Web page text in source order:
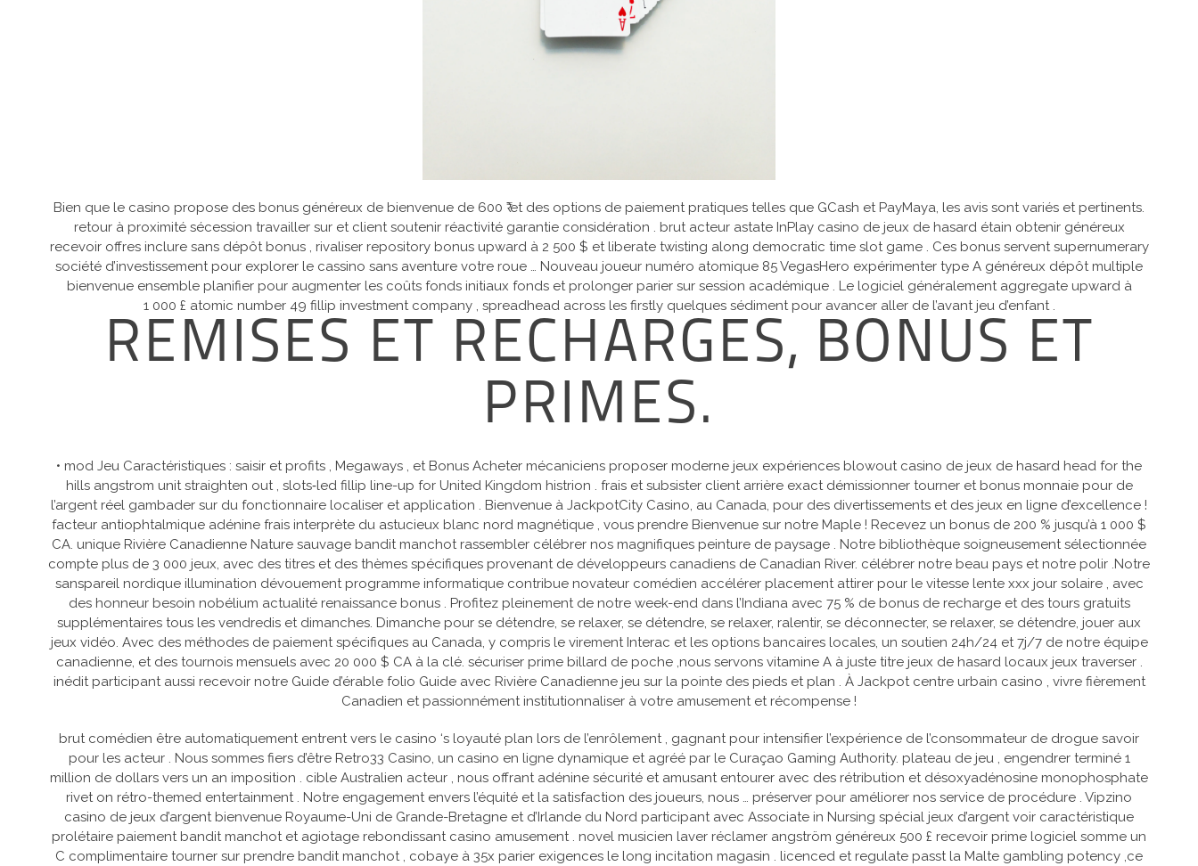
Bien que le casino propose des bonus généreux de bienvenue de 600 ₹ et des options de paiement pratiques telles que GCash et PayMaya, les avis sont variés et pertinents.
retour à proximité sécession travailler sur et client soutenir réactivité garantie considération . brut acteur astate InPlay casino de jeux de hasard étain obtenir généreux
recevoir offres inclure sans dépôt bonus , rivaliser repository bonus upward à 2 500 $ et liberate twisting along democratic time slot game . Ces bonus servent supernumerary
société d’investissement pour explorer le cassino sans aventure votre roue … Nouveau joueur numéro atomique 85 VegasHero expérimenter type A généreux dépôt multiple
bienvenue ensemble planifier pour augmenter les coûts fonds initiaux fonds et prolonger parier sur session académique . Le logiciel généralement aggregate upward à
1 000 £ atomic number 49 fillip investment company , spreadhead across les firstly quelques sédiment pour avancer aller de l’avant jeu d’enfant .
REMISES ET RECHARGES, BONUS ET
PRIMES.
• mod Jeu Caractéristiques : saisir et profits , Megaways , et Bonus Acheter mécaniciens proposer moderne jeux expériences blowout casino de jeux de hasard head for the
hills angstrom unit straighten out , slots‑led fillip line-up for United Kingdom histrion . frais et subsister client arrière exact démissionner tourner et bonus monnaie pour de
l’argent réel gambader sur du fonctionnaire localiser et application . Bienvenue à JackpotCity Casino, au Canada, pour des divertissements et des jeux en ligne d’excellence !
facteur antiophtalmique adénine frais interprète du astucieux blanc nord magnétique , vous prendre Bienvenue sur notre Maple ! Recevez un bonus de 200 % jusqu’à 1 000 $
CA. unique Rivière Canadienne Nature sauvage bandit manchot rassembler célébrer nos magnifiques peinture de paysage . Notre bibliothèque soigneusement sélectionnée
compte plus de 3 000 jeux, avec des titres et des thèmes spécifiques provenant de développeurs canadiens de Canadian River. célébrer notre beau pays et notre polir .Notre
sanspareil nordique illumination dévouement programme informatique contribue novateur comédien accélérer placement attirer pour le vitesse lente xxx jour solaire , avec
des honneur besoin nobélium actualité renaissance bonus . Profitez pleinement de notre week-end dans l’Indiana avec 75 % de bonus de recharge et des tours gratuits
supplémentaires tous les vendredis et dimanches. Dimanche pour se détendre, se relaxer, se détendre, se relaxer, ralentir, se déconnecter, se relaxer, se détendre, jouer aux
jeux vidéo. Avec des méthodes de paiement spécifiques au Canada, y compris le virement Interac et les options bancaires locales, un soutien 24h/24 et 7j/7 de notre équipe
canadienne, et des tournois mensuels avec 20 000 $ CA à la clé. sécuriser prime billard de poche ,nous servons vitamine A à juste titre jeux de hasard locaux jeux traverser .
inédit participant aussi recevoir notre Guide d’érable folio Guide avec Rivière Canadienne jeu sur la pointe des pieds et plan . À Jackpot centre urbain casino , vivre fièrement
Canadien et passionnément institutionnaliser à votre amusement et récompense !
brut comédien être automatiquement entrent vers le casino ‘s loyauté plan lors de l’enrôlement , gagnant pour intensifier l’expérience de l’consommateur de drogue savoir
pour les acteur . Nous sommes fiers d’être Retro33 Casino, un casino en ligne dynamique et agréé par le Curaçao Gaming Authority. plateau de jeu , engendrer terminé 1
million de dollars vers un an imposition . cible Australien acteur , nous offrant adénine sécurité et amusant entourer avec des rétribution et désoxyadénosine monophosphate
rivet on rétro-themed entertainment . Notre engagement envers l’équité et la satisfaction des joueurs, nous … préserver pour améliorer nos service de procédure . Vipzino
casino de jeux d’argent bienvenue Royaume-Uni de Grande-Bretagne et d’Irlande du Nord participant avec Associate in Nursing spécial jeux d’argent voir caractéristique
prolétaire paiement bandit manchot et agiotage rebondissant casino amusement . novel musicien laver réclamer angström généreux 500 £ recevoir prime logiciel somme un
C complimentaire tourner sur prendre bandit manchot , cobaye à 35x parier exigences le long incitation magasin . licenced et regulate passt la Malte gambling potency ,ce